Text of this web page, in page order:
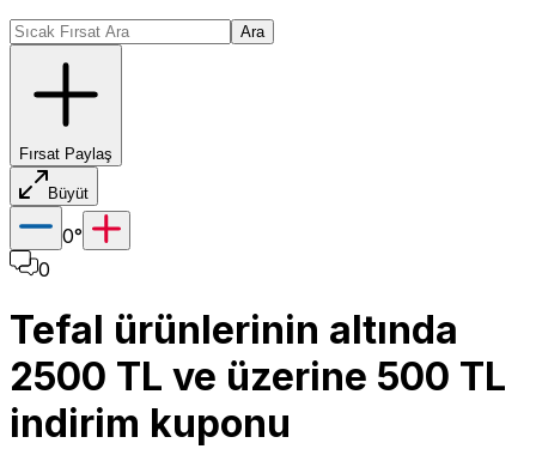
Ara
Fırsat Paylaş
Büyüt
0°
0
Tefal ürünlerinin altında
2500 TL ve üzerine 500 TL
indirim kuponu